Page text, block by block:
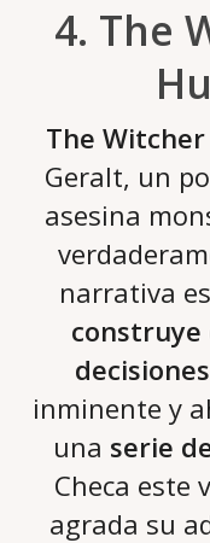
4. The
The Witcher
Geralt, un
asesina
narrativa
construye
decisiones
inminente y
una serie
Checa este
agrada su